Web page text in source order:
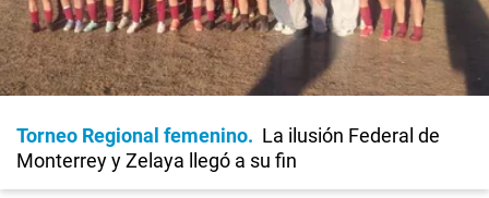
Torneo Regional femenino
La ilusión Federal de
Monterrey y Zelaya llegó a su fin